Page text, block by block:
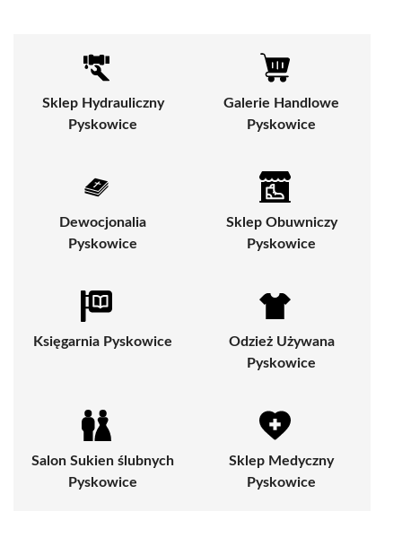
Sklep Hydrauliczny
Pyskowice
Galerie Handlowe
Pyskowice
Dewocjonalia
Pyskowice
Sklep Obuwniczy
Pyskowice
Księgarnia Pyskowice
Odzież Używana
Pyskowice
Salon Sukien ślubnych
Pyskowice
Sklep Medyczny
Pyskowice